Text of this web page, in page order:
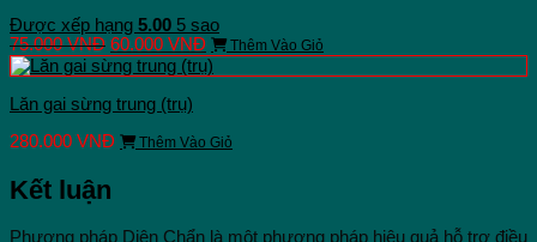
Được xếp hạng 5.00 5 sao
75.000VNĐ Giá
gốc
là:
75.000 VNĐ.
60.000 VNĐ Giá
hiện
tại
Thêm Vào Giỏ
Lăn gai sừng trung (trụ)
280.000 VNĐ Thêm Vào Giỏ
Kết luận
Phương pháp Diện Chẩn là một phương pháp hiệu quả hỗ trợ điều